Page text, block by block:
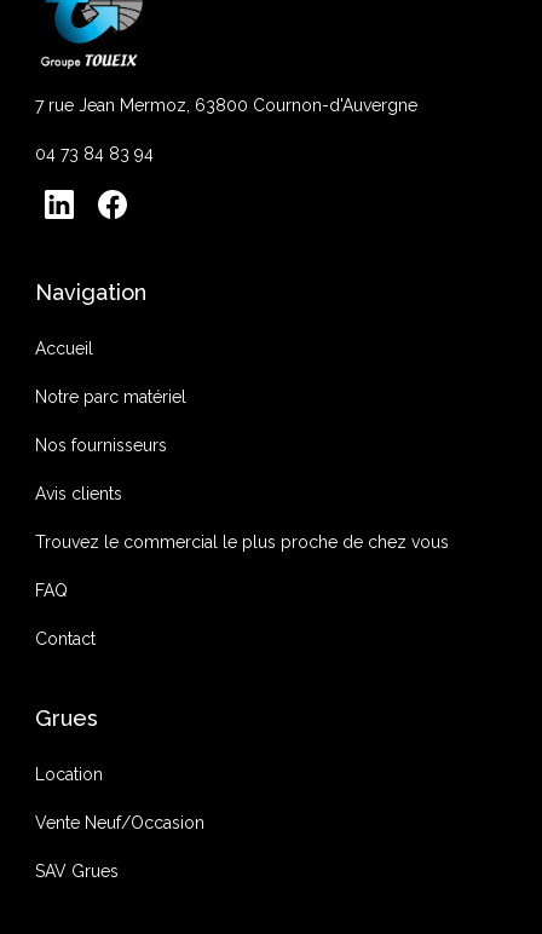
7 rue Jean Mermoz, 63800 Cournon-d'Auvergne
04 73 84 83 94
Navigation
Accueil
Notre parc matériel
Nos fournisseurs
Avis clients
Trouvez le commercial le plus proche de chez vous
FAQ
Contact
Grues
Location
Vente Neuf/Occasion
SAV Grues